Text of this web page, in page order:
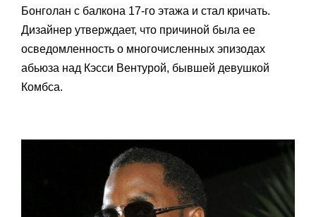
Бонголан с балкона 17-го этажа и стал кричать.
Дизайнер утверждает, что причиной была ее
осведомленность о многочисленных эпизодах
абьюза над Кэсси Вентурой, бывшей девушкой
Комбса.